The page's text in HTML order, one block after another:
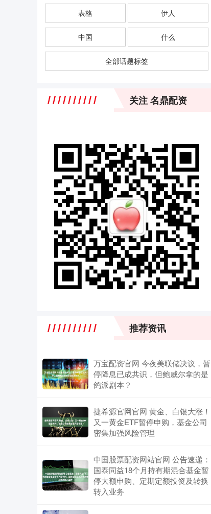
表格 伊人
中国 什么
全部话题标签
关注 名鼎配资
推荐资讯
万宝配资官网 今夜美联储决议，暂
停降息已成共识，但鲍威尔拿的是
鸽派剧本？
捷希源官网官网 黄金、白银大涨！
又一黄金ETF暂停申购，基金公司
密集加强风险管理
中国股票配资网站官网 公告速递：
国泰同益18个月持有期混合基金暂
停大额申购、定期定额投资及转换
转入业务